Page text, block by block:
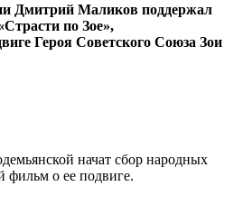
Дмитрий Маликов поддержал
по Зое»,
Героя Советского Союза Зои
начат сбор народных
фильм о ее подвиге.